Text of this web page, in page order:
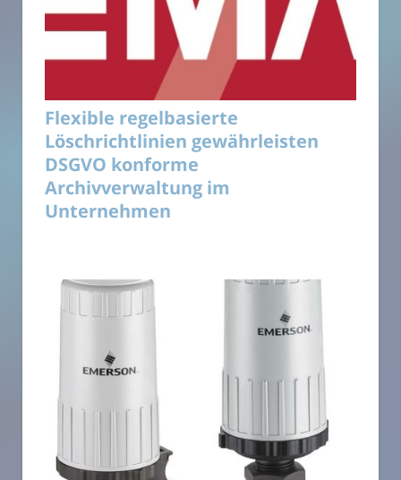
Flexible regelbasierte
Löschrichtlinien gewährleisten
DSGVO konforme
Archivverwaltung im
Unternehmen